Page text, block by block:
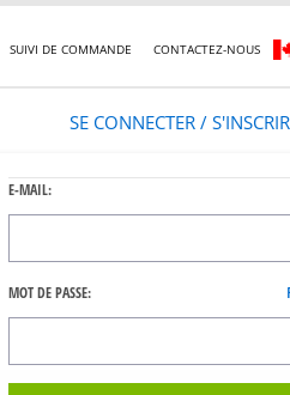
SUIVI DE COMMANDE CONTACTEZ-NOUS
SE CONNECTER /
E-MAIL:
MOT DE PASSE:
IR1000